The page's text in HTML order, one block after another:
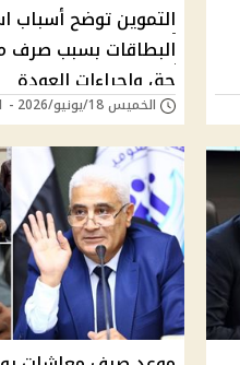
التموين توضح أسباب
البطاقات بسبب صرف
حق وإجراءات العودة
الخميس 18/يونيو/2026 - 07:21 م